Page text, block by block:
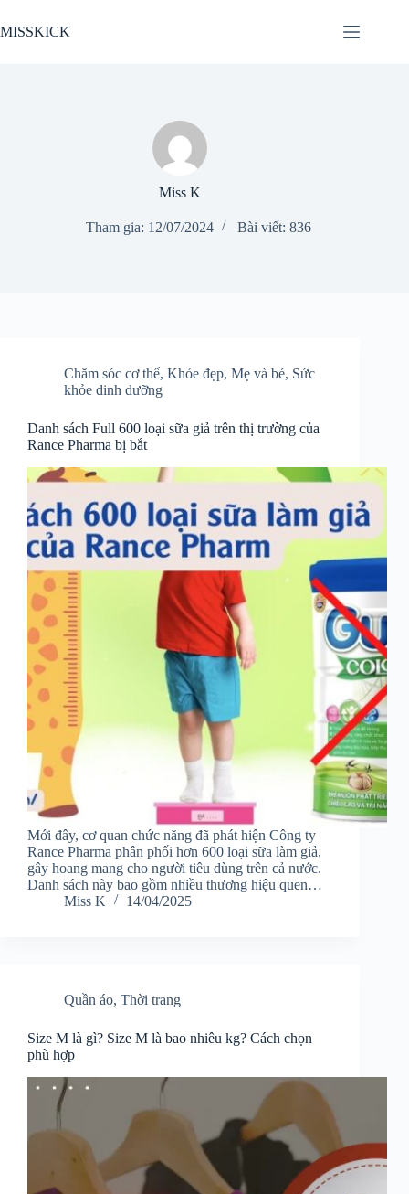
đến
phần
MISSKICK
Miss K
Tham gia: 12/07/2024 Bài viết: 836
Chăm sóc cơ thể, Khỏe đẹp, Mẹ và bé, Sức
khỏe dinh dưỡng
Danh sách Full 600 loại sữa giả trên thị trường của
Rance Pharma bị bắt
Mới đây, cơ quan chức năng đã phát hiện Công ty
Rance Pharma phân phối hơn 600 loại sữa làm giả,
gây hoang mang cho người tiêu dùng trên cả nước.
Danh sách này bao gồm nhiều thương hiệu quen…
Miss K
14/04/2025
Quần áo, Thời trang
Size M là gì? Size M là bao nhiêu kg? Cách chọn
phù hợp